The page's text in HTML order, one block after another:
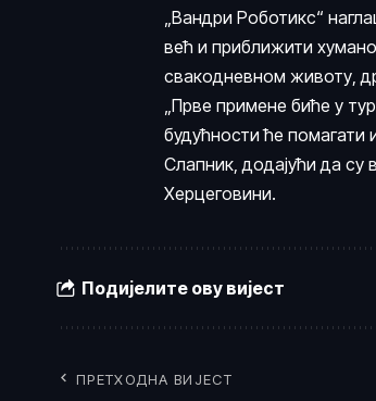
„Вандри Роботикс“
већ и приближити
свакодневном животу,
„Прве примене биће у
будућности ће помагати
Слапник, додајући да су
Херцеговини.
Подијелите ову вијест
ПРЕТХОДНА ВИЈЕСТ